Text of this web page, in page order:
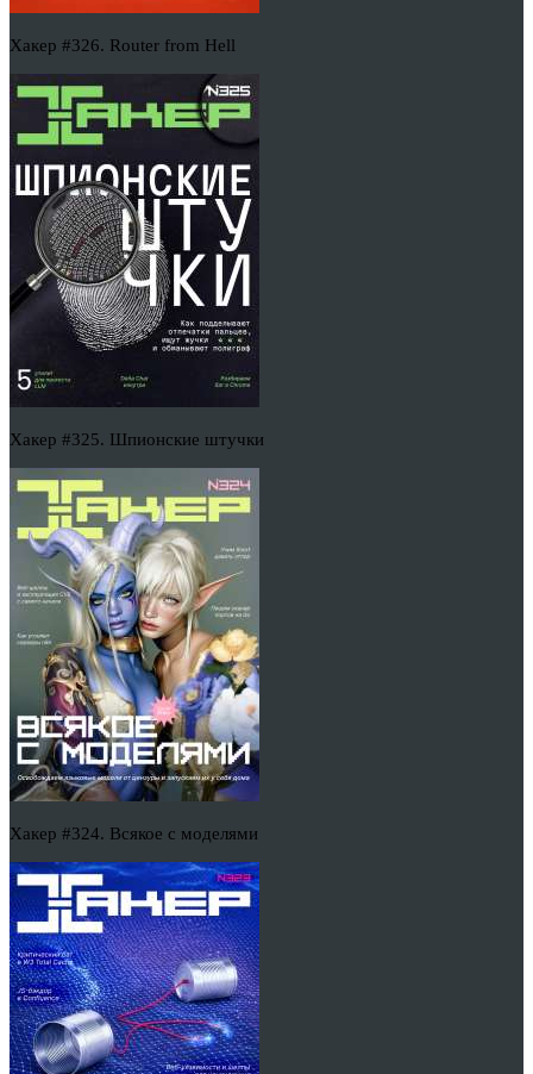
Хакер #326. Router from Hell
Хакер #325. Шпионские штучки
Хакер #324. Всякое с моделями